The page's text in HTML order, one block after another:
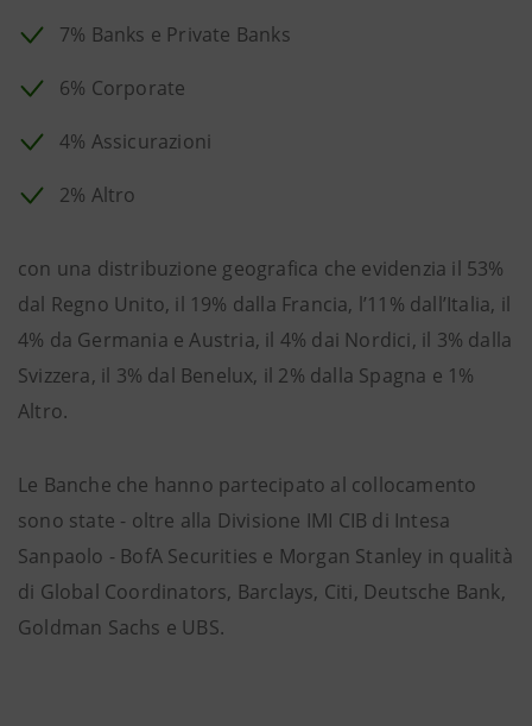
7% Banks e Private Banks
6% Corporate
4% Assicurazioni
2% Altro
con una distribuzione geografica che evidenzia il 53%
dal Regno Unito, il 19% dalla Francia, l’11% dall’Italia, il
4% da Germania e Austria, il 4% dai Nordici, il 3% dalla
Svizzera, il 3% dal Benelux, il 2% dalla Spagna e 1%
Altro.
Le Banche che hanno partecipato al collocamento
sono state - oltre alla Divisione IMI CIB di Intesa
Sanpaolo - BofA Securities e Morgan Stanley in qualità
di Global Coordinators, Barclays, Citi, Deutsche Bank,
Goldman Sachs e UBS.